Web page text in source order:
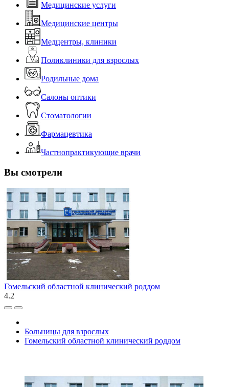
Медицинские услуги
Медицинские центры
Медцентры, клиники
Поликлиники для взрослых
Родильные дома
Салоны оптики
Стоматологии
Фармацевтика
Частнопрактикующие врачи
Вы смотрели
Гомельский областной клинический роддом
4.2
Больницы для взрослых
Гомельский областной клинический роддом